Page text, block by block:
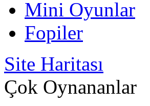
Mini Oyunlar
Fopiler
Site Haritası
Çok Oynananlar